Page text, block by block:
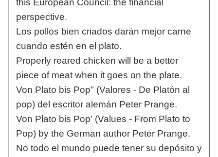
this European Council: the financial
perspective.
Los pollos bien criados darán mejor carne
cuando estén en el plato.
Properly reared chicken will be a better
piece of meat when it goes on the plate.
Von Plato bis Pop" (Valores - De Platón al
pop) del escritor alemán Peter Prange.
Von Plato bis Pop' (Values - From Plato to
Pop) by the German author Peter Prange.
No todo el mundo puede tener su depósito y